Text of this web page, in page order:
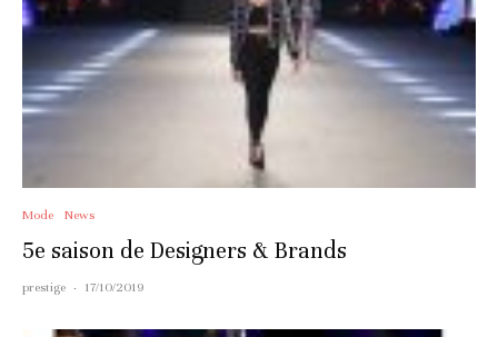
Mode News
5e saison de Designers & Brands
prestige · 17/10/2019